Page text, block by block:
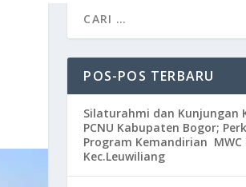
POS-POS TERBARU
Silaturahmi dan Kunjungan
PCNU Kabupaten Bogor;
Program Kemandirian MWC
Kec.Leuwiliang